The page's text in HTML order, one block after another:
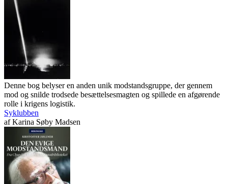
Denne bog belyser en anden unik modstandsgruppe, der gennem
mod og snilde trodsede besættelsesmagten og spillede en afgørende
rolle i krigens logistik.
Syklubben
afKarina Søby Madsen